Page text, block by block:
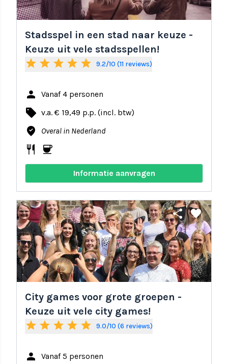
Stadsspel in een stad naar keuze -
Keuze uit vele stadsspellen!
star star star star star 9.2/10 (11 reviews)
person Vanaf 4 personen
local_offer v.a. € 19,49 p.p. (incl. btw)
where_to_vote Overal in Nederland
restaurant coffee
Informatie aanvragen
share favorite
City games voor grote groepen -
Keuze uit vele city games!
star star star star star 9.0/10 (6 reviews)
person Vanaf 5 personen